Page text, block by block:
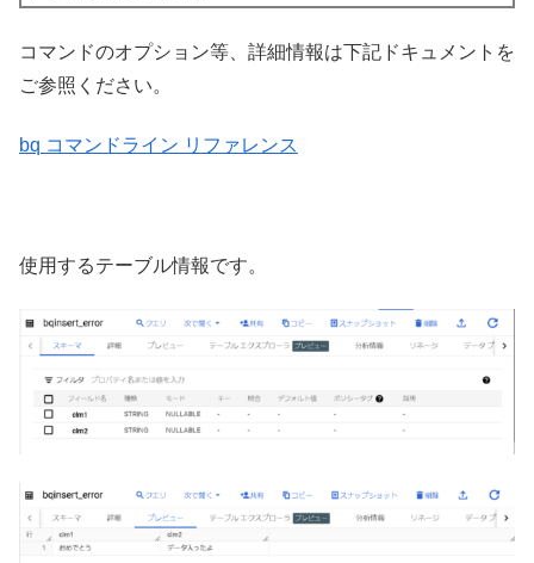
コマンドのオプション等、詳細情報は下記ドキュメントを
ご参照ください。
bq コマンドライン リファレンス
使用するテーブル情報です。